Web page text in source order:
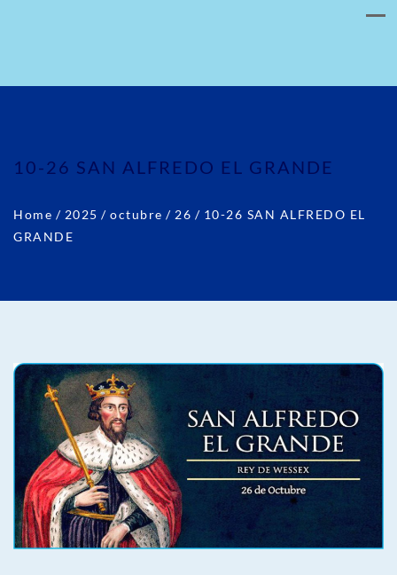
10-26 SAN ALFREDO EL GRANDE
Home / 2025 / octubre / 26 / 10-26 SAN ALFREDO EL
GRANDE